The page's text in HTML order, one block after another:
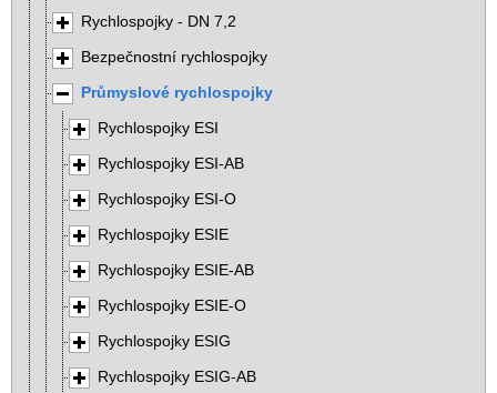
Rychlospojky - DN 7,2
Bezpečnostní rychlospojky
Průmyslové rychlospojky
Rychlospojky ESI
Rychlospojky ESI-AB
Rychlospojky ESI-O
Rychlospojky ESIE
Rychlospojky ESIE-AB
Rychlospojky ESIE-O
Rychlospojky ESIG
Rychlospojky ESIG-AB